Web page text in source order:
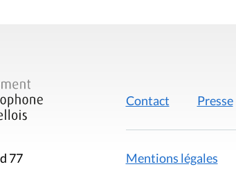
77
Contact Presse
Mentions légales